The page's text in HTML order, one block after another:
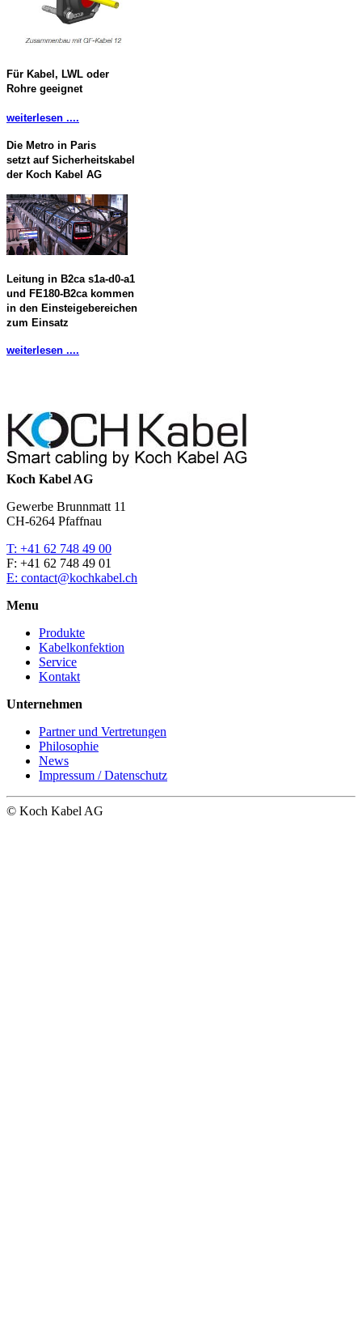
Für Kabel, LWL oder
Rohre geeignet
weiterlesen ....
Die Metro in Paris
setzt auf Sicherheitskabel
der Koch Kabel AG
Leitung in B2ca s1a-d0-a1
und FE180-B2ca kommen
in den Einsteigebereichen
zum Einsatz
weiterlesen ....
Koch Kabel AG
Gewerbe Brunnmatt 11
CH-6264 Pfaffnau
T: +41 62 748 49 00
F: +41 62 748 49 01
E: contact@kochkabel.ch
Menu
Produkte
Kabelkonfektion
Service
Kontakt
Unternehmen
Partner und Vertretungen
Philosophie
News
Impressum / Datenschutz
© Koch Kabel AG